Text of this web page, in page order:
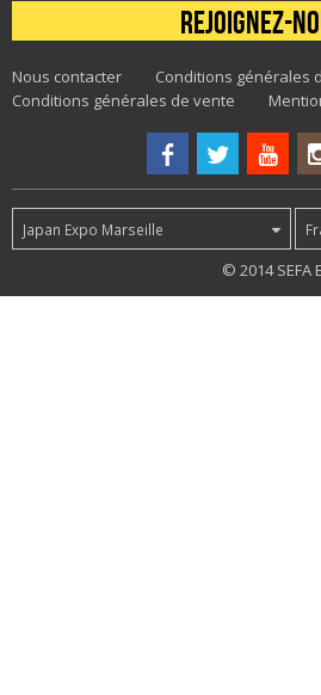
Rejoignez-
Nous contacter
Conditions générales
Conditions générales de vente
Japan Expo Marseille
© 2014 SEFA